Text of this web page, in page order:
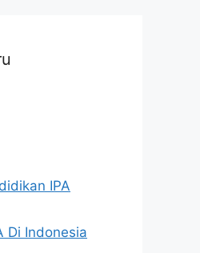
IPA
Di Indonesia